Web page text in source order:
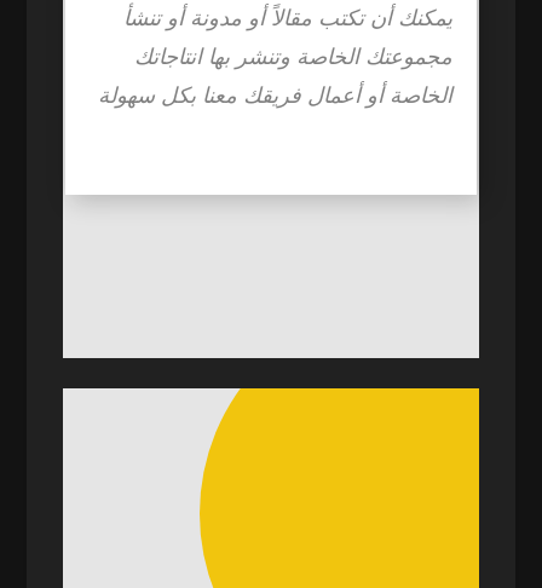
يمكنك أن تكتب مقالاً أو مدونة أو تنشأ
مجموعتك الخاصة وتنشر بها انتاجاتك
الخاصة أو أعمال فريقك معنا بكل سهولة